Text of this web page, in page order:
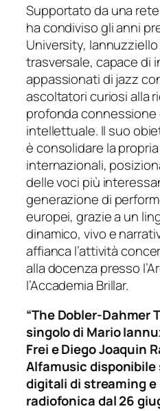
Supportato da una
ha condiviso gli anni
University,
trasversale, capace di
appassionati di jazz
ascoltatori curiosi alla
profonda connessione
intellettuale. Il suo
è consolidare la
internazionali,
delle voci più
generazione di
europei, grazie a un
dinamico, vivo e
affianca l’attività
alla docenza presso
l’Accademia Brillar.
“The Dobler-Dahmer
singolo di Mario
Frei e Diego Joaquin
Alfamusic
digitali di streaming
radiofonica dal 26